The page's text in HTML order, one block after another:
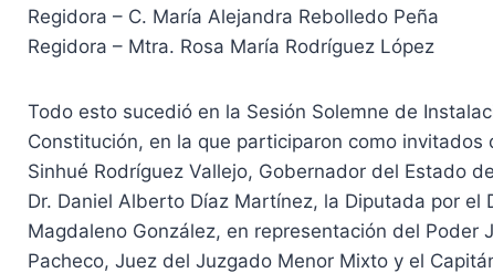
Regidora – C. María Alejandra Rebolledo Peña
Regidora – Mtra. Rosa María Rodríguez López
Todo esto sucedió en la Sesión Solemne de
Constitución, en la que participaron como
Sinhué Rodríguez Vallejo, Gobernador del Estado
Dr. Daniel Alberto Díaz Martínez, la Diputada por el
Magdaleno González, en representación del Poder
Pacheco, Juez del Juzgado Menor Mixto y el